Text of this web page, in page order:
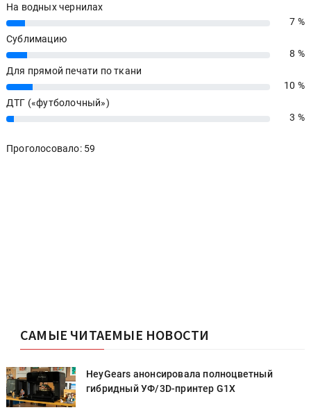
На водных чернилах
7%
7 %
Сублимацию
8%
8 %
Для прямой печати по ткани
10%
10 %
ДТГ («футболочный»)
3% 3 %
Проголосовало: 59
САМЫЕ ЧИТАЕМЫЕ НОВОСТИ
HeyGears анонсировала полноцветный
гибридный УФ/3D-принтер G1X